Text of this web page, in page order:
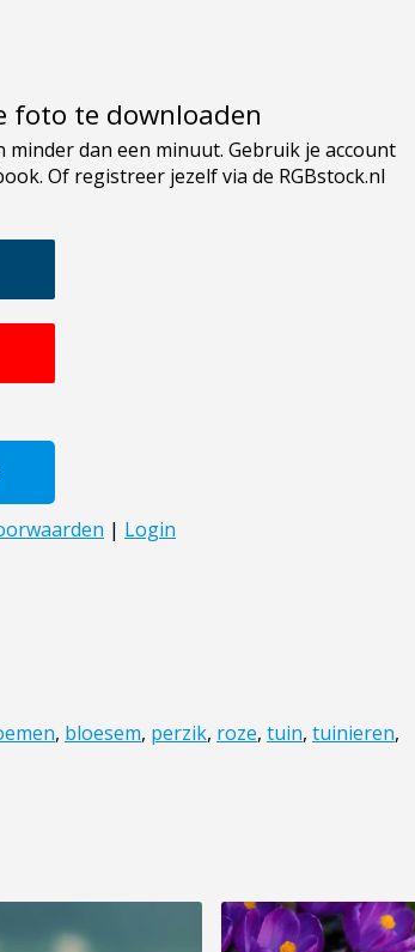
foto te downloaden
, bloesem, perzik, roze, tuin, tuinieren,